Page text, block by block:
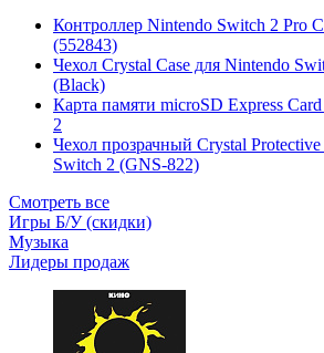
Контроллер Nintendo Switch 2 Pro
(552843)
Чехол Сrystal Сase для Nintendo
(Black)
Карта памяти microSD Express
2
Чехол прозрачный Crystal
Switch 2 (GNS-822)
Смотреть все
Игры Б/У (скидки)
Музыка
Лидеры продаж